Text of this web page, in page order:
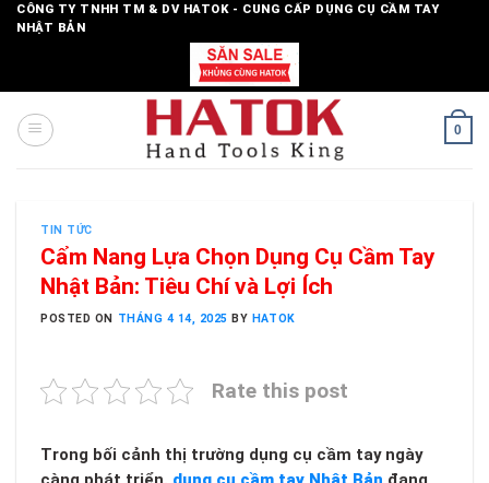
SkipCÔNG TY TNHH TM & DV HATOK - CUNG CẤP DỤNG CỤ CẦM TAY
NHẬT BẢN
0
TIN TỨC
Cẩm Nang Lựa Chọn Dụng Cụ Cầm Tay
Nhật Bản: Tiêu Chí và Lợi Ích
POSTED ON THÁNG 4 14, 2025 BY HATOK
Rate this post
Trong bối cảnh thị trường dụng cụ cầm tay ngày